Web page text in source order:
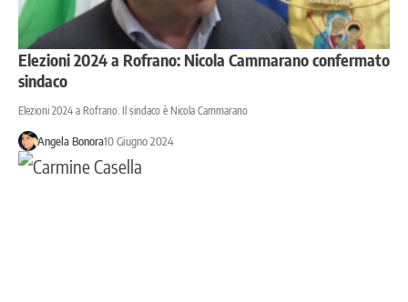
Elezioni 2024 a Rofrano: Nicola Cammarano confermato
sindaco
Elezioni 2024 a Rofrano. Il sindaco è Nicola Cammarano
Angela Bonora10 Giugno 2024